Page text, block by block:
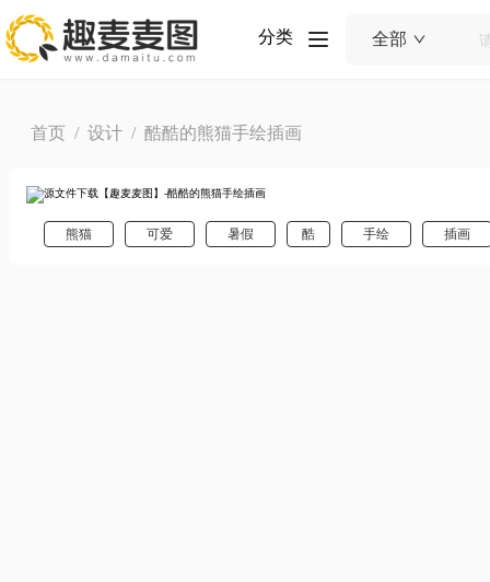
分类 全部
首页 / 设计 / 酷酷的熊猫手绘插画
熊猫 可爱 暑假 酷 手绘 插画